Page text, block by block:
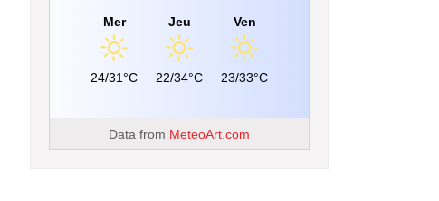
Mer
24/31°C
Jeu
22/34°C
Ven
23/33°C
Data from MeteoArt.com